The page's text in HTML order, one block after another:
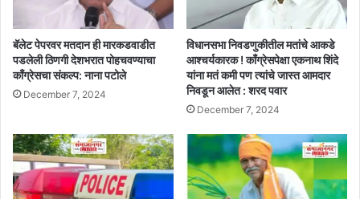
बॅलेट पेपरवर मतदान ही मारकडवाडीत
पडलेली ठिणगी देशभरात पोहचवण्याचा
काँग्रेसचा संकल्प: नाना पटोले
December 7, 2024
विधानसभा निवडणुकीतील मतांचे आकडे
आश्चर्यकारक ! काँग्रेसपेक्षा एकनाथ शिंदे
यांना मतं कमी पण त्यांचे जास्त आमदार
निवडून आलेत : शरद पवार
December 7, 2024